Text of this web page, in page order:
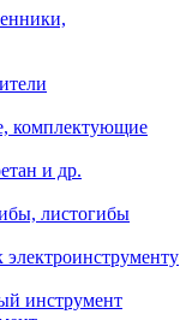
комплектующие
и др.
листогибы
инструмент